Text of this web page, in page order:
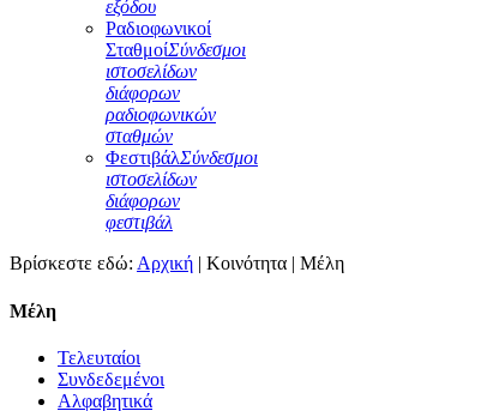
εξόδου
Ραδιοφωνικοί
ΣταθμοίΣύνδεσμοι
ιστοσελίδων
διάφορων
ραδιοφωνικών
σταθμών
ΦεστιβάλΣύνδεσμοι
ιστοσελίδων
διάφορων
φεστιβάλ
Βρίσκεστε εδώ: Αρχική | Κοινότητα | Μέλη
Μέλη
Τελευταίοι
Συνδεδεμένοι
Αλφαβητικά